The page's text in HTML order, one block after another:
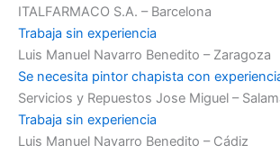
ITALFARMACO S.A. – Barcelona
Trabaja sin experiencia
Luis Manuel Navarro Benedito – Zaragoza
Se necesita pintor chapista con
Servicios y Repuestos Jose Miguel –
Trabaja sin experiencia
Luis Manuel Navarro Benedito – Cádiz